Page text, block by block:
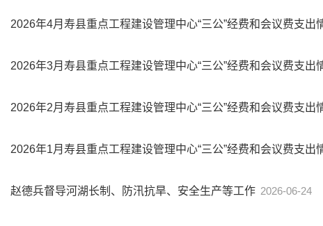
2026年4月寿县重点工程建设管理中心“三公”经费和会议费支出
2026年3月寿县重点工程建设管理中心“三公”经费和会议费支出
2026年2月寿县重点工程建设管理中心“三公”经费和会议费支出
2026年1月寿县重点工程建设管理中心“三公”经费和会议费支出
赵德兵督导河湖长制、防汛抗旱、安全生产等工作 2026-06-24